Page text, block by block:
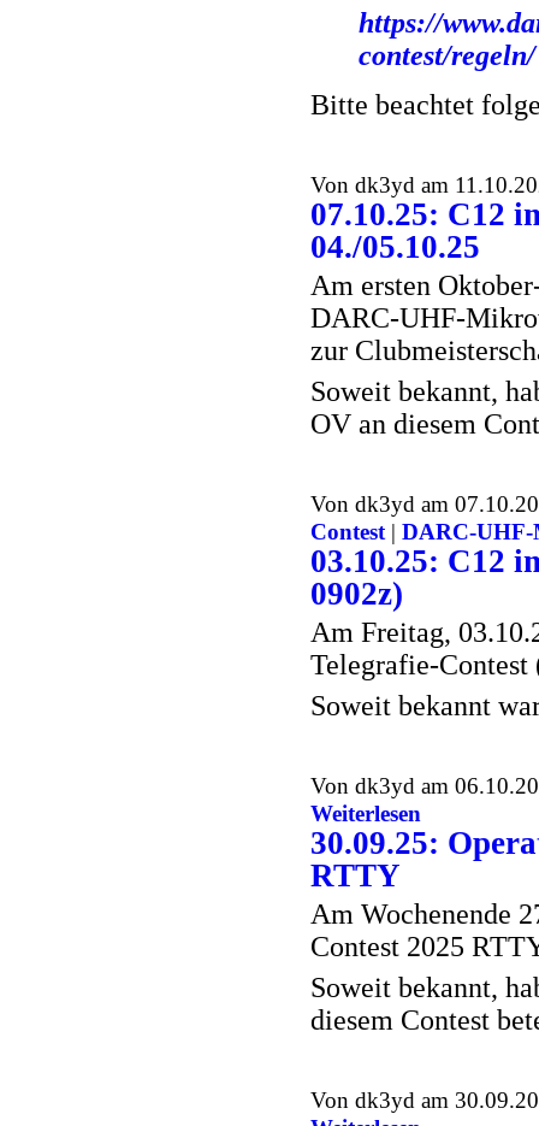
https://
contest/regeln/
Bitte beachtet
Von dk3yd am
07.10.25: C12
04./05.10.25
Am ersten
DARC-UHF-
zur
Soweit bekannt,
OV an diesem
Von dk3yd am
Contest| DARC-UHF-
03.10.25: C12
0902z)
Am Freitag,
Telegrafie-
Soweit bekannt
Von dk3yd am
Weiterlesen
30.09.25:
RTTY
Am Wochenende
Contest 2025
Soweit bekannt,
diesem Contest
Von dk3yd am